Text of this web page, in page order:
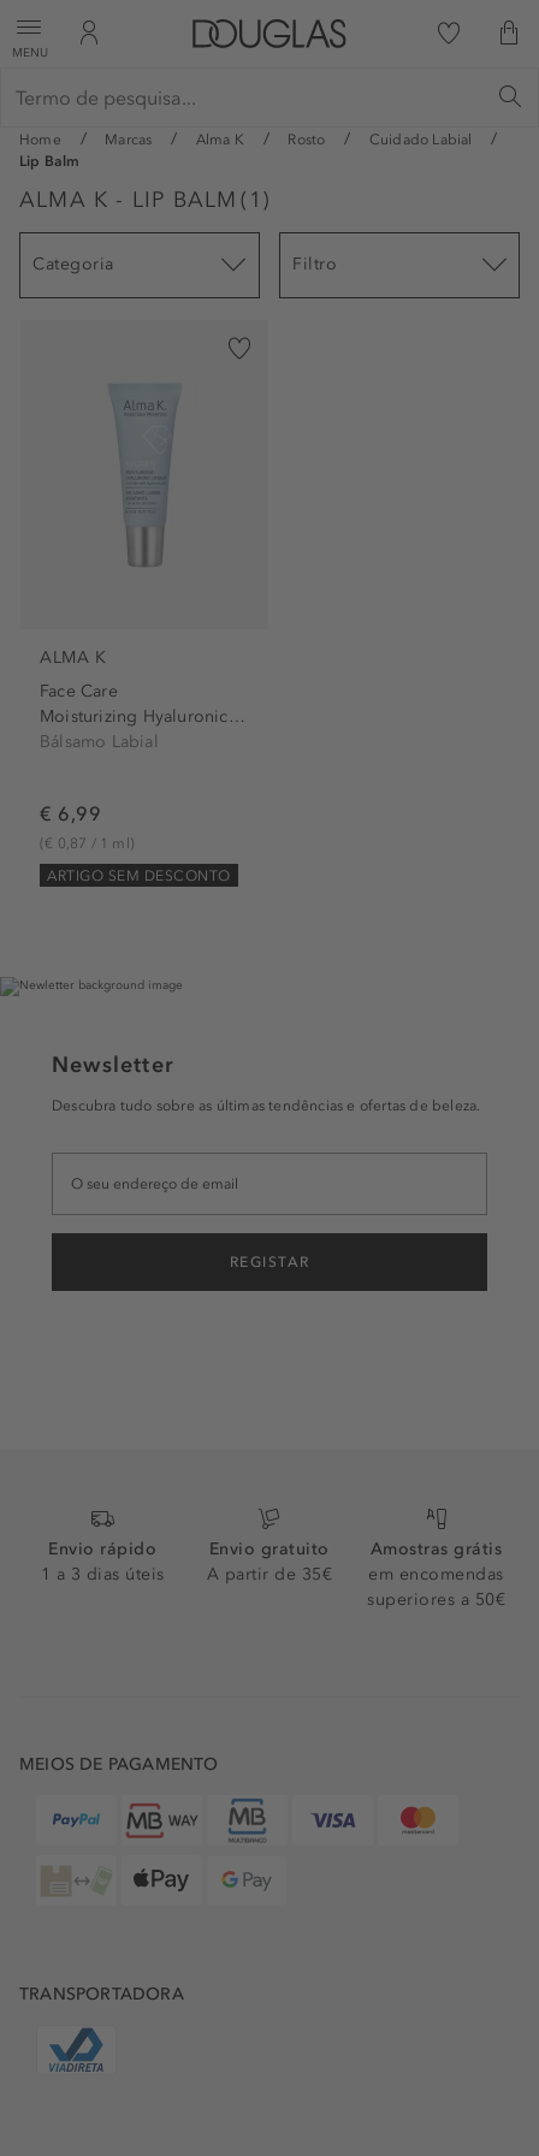
MENU
Home Marcas Alma K Rosto
Cuidado Labial
Lip Balm
ALMA K - LIP BALM ( 1 )
Categoria Filtro
ALMA K
Face Care
Moisturizing Hyaluronic Lip...
Bálsamo Labial
€ 6,99
(€ 0,87 / 1 ml)
ARTIGO SEM DESCONTO
Newsletter
Descubra tudo sobre as últimas tendências e ofertas de beleza.
REGISTAR
Envio rápido
1 a 3 dias úteis
Envio gratuito
A partir de 35€
Amostras grátis
em encomendas
superiores a 50€
MEIOS DE PAGAMENTO
TRANSPORTADORA